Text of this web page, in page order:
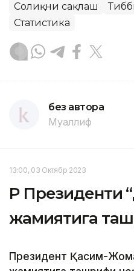
Соғлиқни сақлаш
Статистика
без автора
Муаллиф
13:00, 03 Октябр 2023
ҚР Президенти
жамиятига
Президент Қасим-